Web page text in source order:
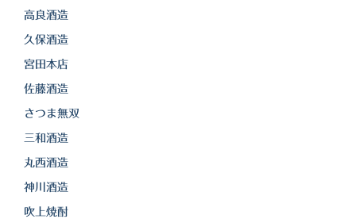
高良酒造
久保酒造
宮田本店
佐藤酒造
さつま無双
三和酒造
丸西酒造
神川酒造
吹上焼酎